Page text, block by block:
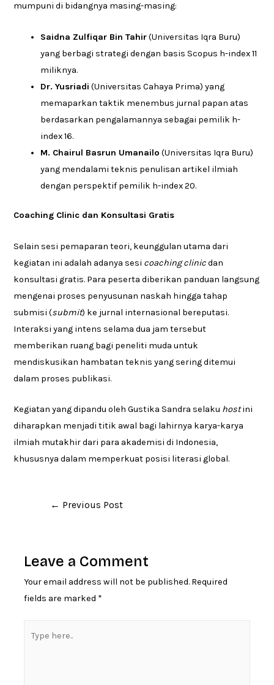
mumpuni di bidangnya masing-masing:
Saidna Zulfiqar Bin Tahir(Universitas Iqra Buru)
yang berbagi strategi dengan basis Scopus h-index 11
miliknya.
Dr. Yusriadi (Universitas Cahaya Prima) yang
memaparkan taktik menembus jurnal papan atas
berdasarkan pengalamannya sebagai pemilik h-
index 16.
M. Chairul Basrun Umanailo (Universitas Iqra Buru)
yang mendalami teknis penulisan artikel ilmiah
dengan perspektif pemilik h-index 20.
Coaching Clinic dan Konsultasi Gratis
Selain sesi pemaparan teori, keunggulan utama dari
kegiatan ini adalah adanya sesi coaching clinicdan
konsultasi gratis. Para peserta diberikan panduan langsung
mengenai proses penyusunan naskah hingga tahap
submisi (submit) ke jurnal internasional bereputasi.
Interaksi yang intens selama dua jam tersebut
memberikan ruang bagi peneliti muda untuk
mendiskusikan hambatan teknis yang sering ditemui
dalam proses publikasi.
Kegiatan yang dipandu oleh Gustika Sandra selaku hostini
diharapkan menjadi titik awal bagi lahirnya karya-karya
ilmiah mutakhir dari para akademisi di Indonesia,
khususnya dalam memperkuat posisi literasi global.
Post
← Previous Post
Leave a Comment
Your email address will not be published. Required
fields are marked *